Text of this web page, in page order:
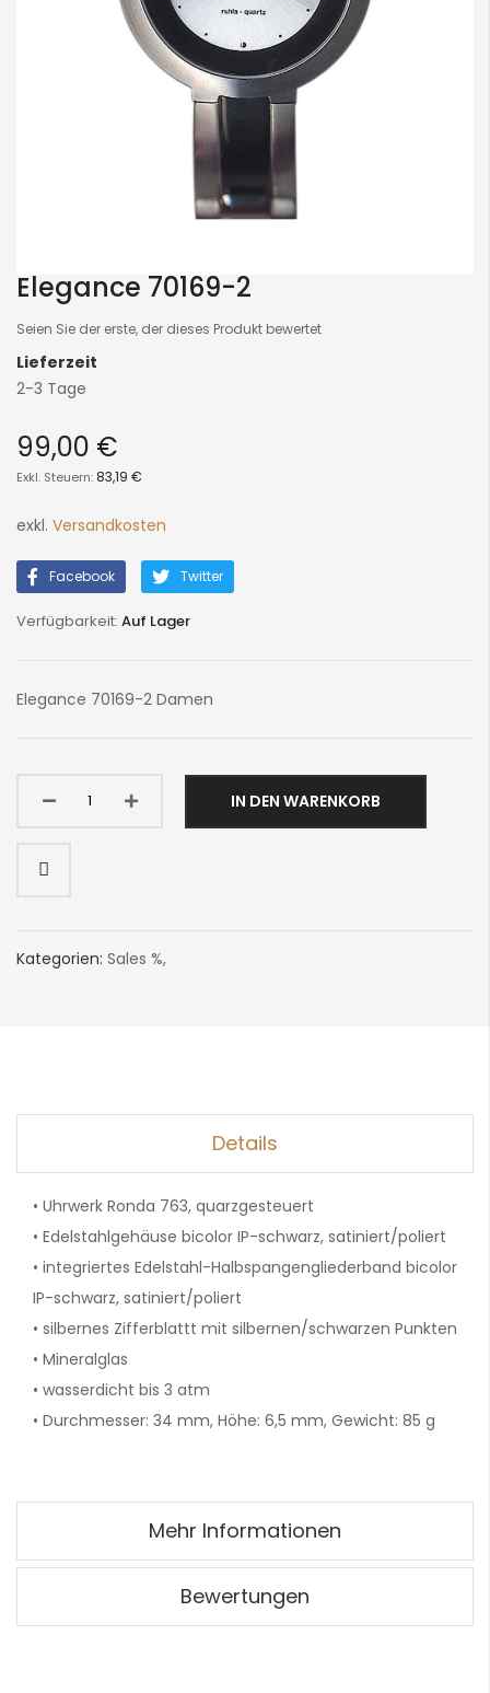
Skip
the
beginning
of
images
gallery
Elegance 70169-2
Seien Sie der erste, der dieses Produkt bewertet
Lieferzeit
2-3 Tage
99,00 €
83,19 €
exkl. Versandkosten
Facebook Twitter
Auf Lager
Elegance 70169-2 Damen
IN DEN WARENKORB
Kategorien: Sales %,
Details
• Uhrwerk Ronda 763, quarzgesteuert
• Edelstahlgehäuse bicolor IP-schwarz, satiniert/poliert
• integriertes Edelstahl-Halbspangengliederband bicolor
IP-schwarz, satiniert/poliert
• silbernes Zifferblattt mit silbernen/schwarzen Punkten
• Mineralglas
• wasserdicht bis 3 atm
• Durchmesser: 34 mm, Höhe: 6,5 mm, Gewicht: 85 g
Mehr Informationen
Bewertungen